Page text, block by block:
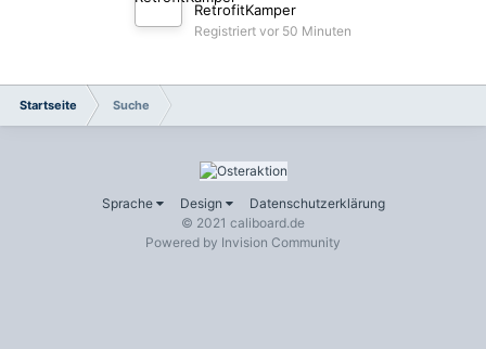
RetrofitKamper
Registriert vor 50 Minuten
Startseite Suche
Sprache Design
Datenschutzerklärung
© 2021 caliboard.de
Powered by Invision Community